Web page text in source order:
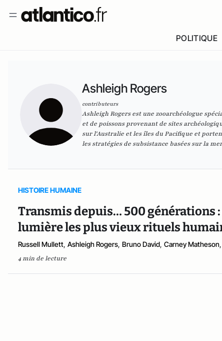
POLITIQUE
Ashleigh Rogers
contributeurs
Ashleigh Rogers est une zooarchéologue
et de poissons provenant de sites
sur l'Australie et les îles du Pacifique et
les stratégies de subsistance basées sur la
HISTOIRE HUMAINE
Transmis depuis… 500 générations
lumière les plus vieux rituels
Russell Mullett, Ashleigh Rogers, Bruno David, Carney Matheson,
4 min de lecture